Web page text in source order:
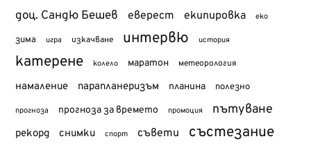
доц. Сандю Бешев еверест екипировка еко
зима игра изкачване интервю история
катерене колело маратон метеорология
намаление парапланеризъм планина полезно
прогноза прогноза за времето промоция пътуване
рекорд снимки спорт съвети състезание